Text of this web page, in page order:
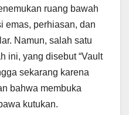
ruang bawah
emas, perhiasan, dan
Namun, salah satu
ini, yang disebut “Vault
sekarang karena
bahwa membuka
kutukan.